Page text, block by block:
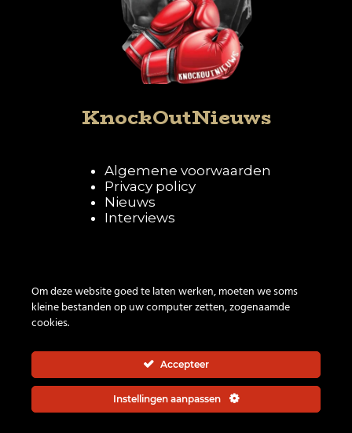
KnockOutNieuws
Algemene voorwaarden
Privacy policy
Nieuws
Interviews
© 2026 | All rights reserved
Om deze website goed te laten werken, moeten we soms
kleine bestanden op uw computer zetten, zogenaamde
cookies.
Accepteer
Instellingen aanpassen